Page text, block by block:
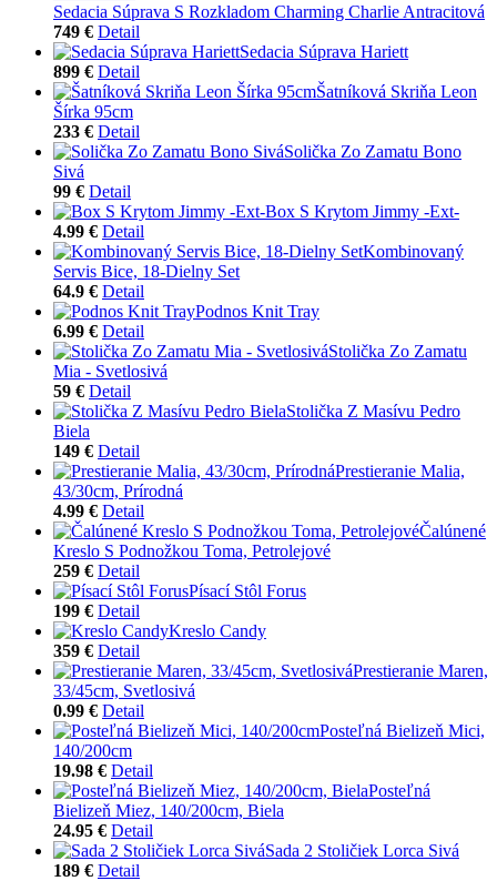
Sedacia Súprava S Rozkladom Charming Charlie Antracitová
749 € Detail
Sedacia Súprava Hariett
899 € Detail
Šatníková Skriňa Leon
Šírka 95cm
233 € Detail
Solička Zo Zamatu Bono
Sivá
99 € Detail
Box S Krytom Jimmy -Ext-
4.99 € Detail
Kombinovaný
Servis Bice, 18-Dielny Set
64.9 € Detail
Podnos Knit Tray
6.99 € Detail
Stolička Zo Zamatu
Mia - Svetlosivá
59 € Detail
Stolička Z Masívu Pedro
Biela
149 € Detail
Prestieranie Malia,
43/30cm, Prírodná
4.99 € Detail
Čalúnené
Kreslo S Podnožkou Toma, Petrolejové
259 € Detail
Písací Stôl Forus
199 € Detail
Kreslo Candy
359 € Detail
Prestieranie Maren,
33/45cm, Svetlosivá
0.99 € Detail
Posteľná Bielizeň Mici,
140/200cm
19.98 € Detail
Posteľná
Bielizeň Miez, 140/200cm, Biela
24.95 € Detail
Sada 2 Stoličiek Lorca Sivá
189 € Detail